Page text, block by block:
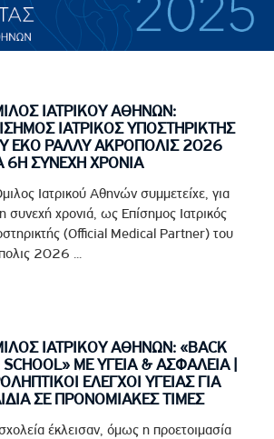
ΙΑΤΡΙΚΟΥ ΑΘΗΝΩΝ:
ΙΑΤΡΙΚΟΣ ΥΠΟΣΤΗΡΙΚΤΗΣ
EKO ΡΑΛΛΥ ΑΚΡΟΠΟΛΙΣ 2026
6Η ΣΥΝΕΧΗ ΧΡΟΝΙΑ
Ιατρικού Αθηνών συμμετείχε, για
συνεχή χρονιά, ως Επίσημος Ιατρικός
(Official Medical Partner) του
2026 ...
ΙΑΤΡΙΚΟΥ ΑΘΗΝΩΝ: «BACK
SCHOOL» ΜΕ ΥΓΕΙΑ & ΑΣΦΑΛΕΙΑ |
ΕΛΕΓΧΟΙ ΥΓΕΙΑΣ ΓΙΑ
ΣΕ ΠΡΟΝΟΜΙΑΚΕΣ ΤΙΜΕΣ
έκλεισαν, όμως η προετοιμασία